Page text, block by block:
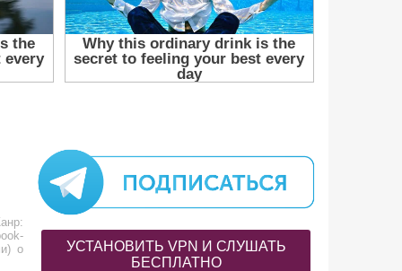
о
УСТАНОВИТЬ VPN И СЛУШАТЬ
БЕСПЛАТНО